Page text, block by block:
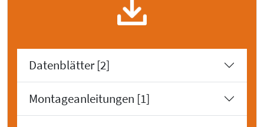
Datenblätter [2]
Montageanleitungen [1]